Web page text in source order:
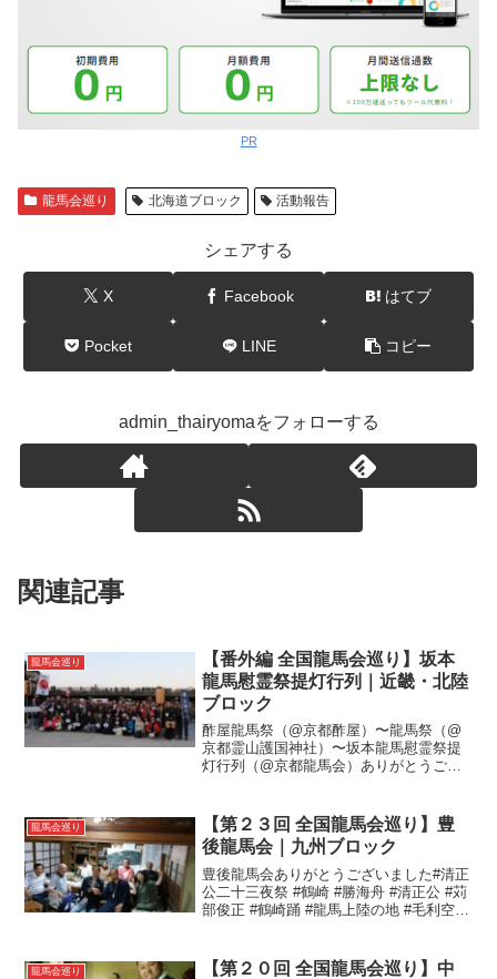
PR
龍馬会巡り 北海道ブロック 活動報告
シェアする
X Facebook はてブ
Pocket LINE コピー
admin_thairyomaをフォローする
関連記事
龍馬会巡り
【番外編 全国龍馬会巡り】坂本
龍馬慰霊祭提灯行列｜近畿・北陸
ブロック
酢屋龍馬祭（@京都酢屋）〜龍馬祭（@
京都霊山護国神社）〜坂本龍馬慰霊祭提
灯行列（@京都龍馬会）ありがとうござ
公園 #高台寺 #龍馬坂 #霊明神社 #1...
龍馬会巡り
【第２３回 全国龍馬会巡り】豊
後龍馬会｜九州ブロック
豊後龍馬会ありがとうございました#清正
公二十三夜祭 #鶴崎 #勝海舟 #清正公 #苅
部俊正 #鶴崎踊 #龍馬上陸の地 #毛利空桑
龍馬会巡り
【第２０回 全国龍馬会巡り】中